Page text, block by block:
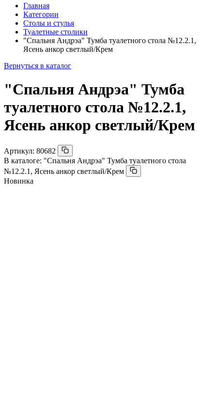
Главная
Категории
Столы и стулья
Туалетные столики
"Спальня Андрэа" Тумба туалетного стола №12.2.1,
Ясень анкор светлый/Крем
Вернуться в каталог
"Спальня Андрэа" Тумба
туалетного стола №12.2.1,
Ясень анкор светлый/Крем
Артикул: 80682
В каталоге: "Спальня Андрэа" Тумба туалетного стола
№12.2.1, Ясень анкор светлый/Крем
Новинка